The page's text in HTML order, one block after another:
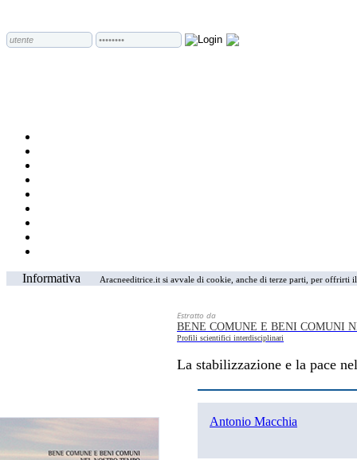
Informativa Aracneeditrice.it si avvale di cookie, anche di terze parti, per
Estratto da
BENE COMUNE E BENI COMUNI
Profili scientifici interdisciplinari
La stabilizzazione e la pace
Antonio Macchia